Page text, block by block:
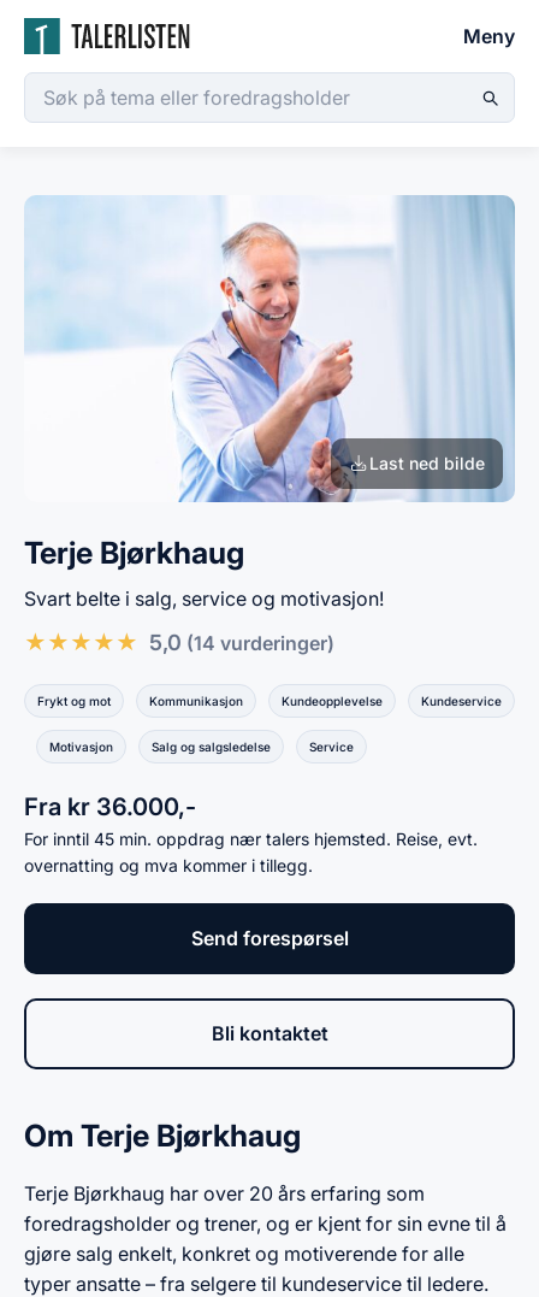
Meny
Last ned bilde
Terje Bjørkhaug
Svart belte i salg, service og motivasjon!
★★★★★ 5,0 (14 vurderinger)
Frykt og mot Kommunikasjon Kundeopplevelse Kundeservice
Motivasjon Salg og salgsledelse Service
Fra kr 36.000,-
For inntil 45 min. oppdrag nær talers hjemsted. Reise, evt.
overnatting og mva kommer i tillegg.
Send forespørsel
Bli kontaktet
Om Terje Bjørkhaug
Terje Bjørkhaug har over 20 års erfaring som
foredragsholder og trener, og er kjent for sin evne til å
gjøre salg enkelt, konkret og motiverende for alle
typer ansatte – fra selgere til kundeservice til ledere.